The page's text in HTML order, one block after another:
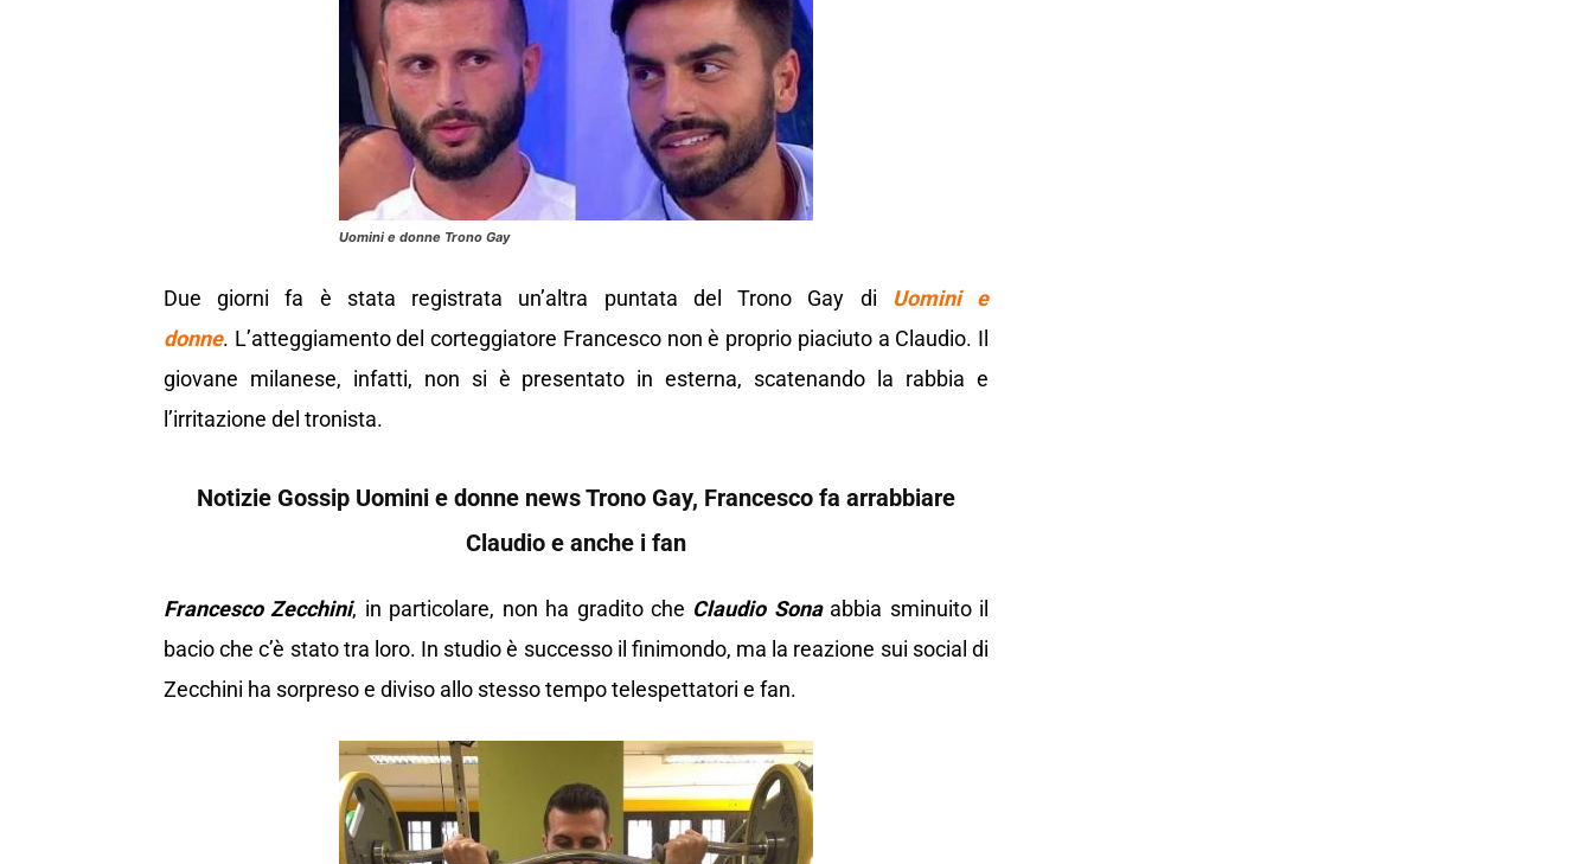
Uomini e donne Trono Gay
Due giorni fa è stata registrata un’altra puntata del Trono Gay di
Uomini e
donne. L’atteggiamento del corteggiatore Francesco non è proprio piaciuto a Claudio. Il
giovane milanese, infatti, non si è presentato in esterna, scatenando la rabbia e
l’irritazione del tronista.
Notizie Gossip Uomini e donne news Trono Gay, Francesco fa arrabbiare
Claudio e anche i fan
Francesco Zecchini, in particolare, non ha gradito che Claudio Sona abbia sminuito il
bacio che c’è stato tra loro. In studio è successo il finimondo, ma la reazione sui social di
Zecchini ha sorpreso e diviso allo stesso tempo telespettatori e fan.